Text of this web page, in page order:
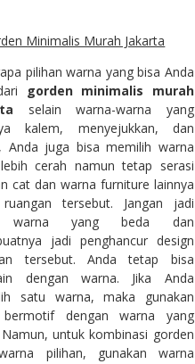
pilihan warna yang bisa Anda
gorden minimalis murah
selain warna-warna yang
kalem, menyejukkan, dan
Anda juga bisa memilih warna
cerah namun tetap serasi
cat dan warna furniture lainnya
tersebut. Jangan jadi
warna yang beda dan
jadi penghancur design
tersebut. Anda tetap bisa
dengan warna. Jika Anda
satu warna, maka gunakan
dengan warna yang
untuk kombinasi gorden
pilihan, gunakan warna